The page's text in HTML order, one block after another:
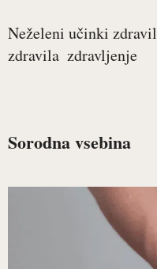
Neželeni učinki zdravil
zdravila zdravljenje
Sorodna vsebina